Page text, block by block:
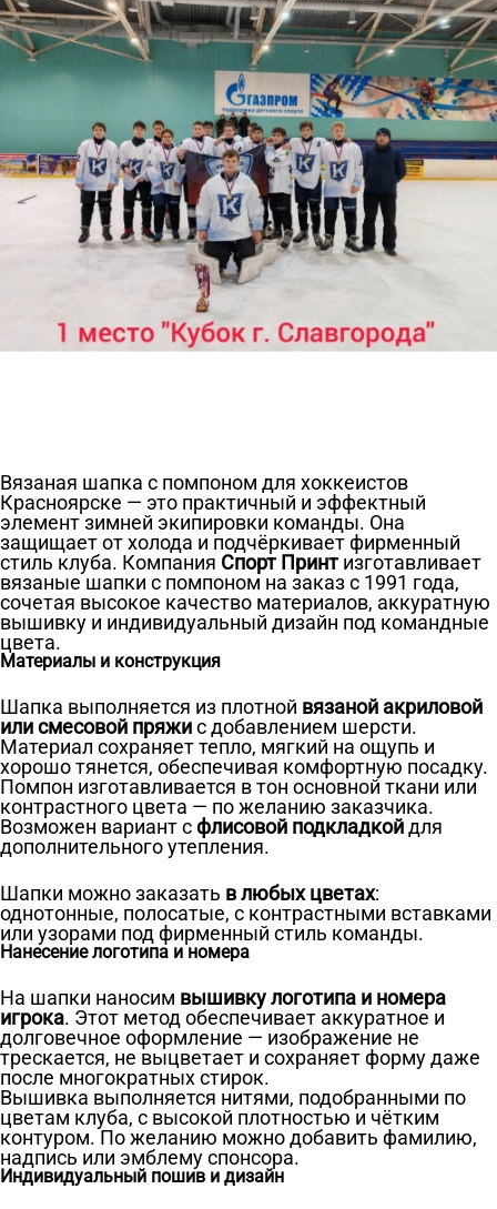
Вязаная шапка с помпоном для хоккеистов
Красноярске — это практичный и эффектный
элемент зимней экипировки команды. Она
защищает от холода и подчёркивает фирменный
стиль клуба. Компания Спорт Принт изготавливает
вязаные шапки с помпоном на заказ с 1991 года,
сочетая высокое качество материалов, аккуратную
вышивку и индивидуальный дизайн под командные
цвета.
Материалы и конструкция
Шапка выполняется из плотной вязаной акриловой
или смесовой пряжис добавлением шерсти.
Материал сохраняет тепло, мягкий на ощупь и
хорошо тянется, обеспечивая комфортную посадку.
Помпон изготавливается в тон основной ткани или
контрастного цвета — по желанию заказчика.
Возможен вариант сфлисовой подкладкойдля
дополнительного утепления.
Шапки можно заказать в любых цветах:
однотонные, полосатые, с контрастными вставками
или узорами под фирменный стиль команды.
Нанесение логотипа и номера
На шапки наносим вышивку логотипа и номера
игрока. Этот метод обеспечивает аккуратное и
долговечное оформление — изображение не
трескается, не выцветает и сохраняет форму даже
после многократных стирок.
Вышивка выполняется нитями, подобранными по
цветам клуба, с высокой плотностью и чётким
контуром. По желанию можно добавить фамилию,
надпись или эмблему спонсора.
Индивидуальный пошив и дизайн